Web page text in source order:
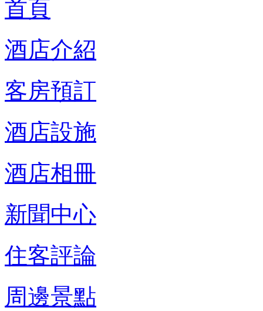
首頁
酒店介紹
客房預訂
酒店設施
酒店相冊
新聞中心
住客評論
周邊景點